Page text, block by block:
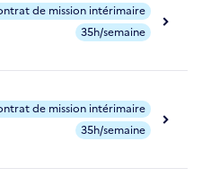
de mission intérimaire
35h/semaine
de mission intérimaire
35h/semaine